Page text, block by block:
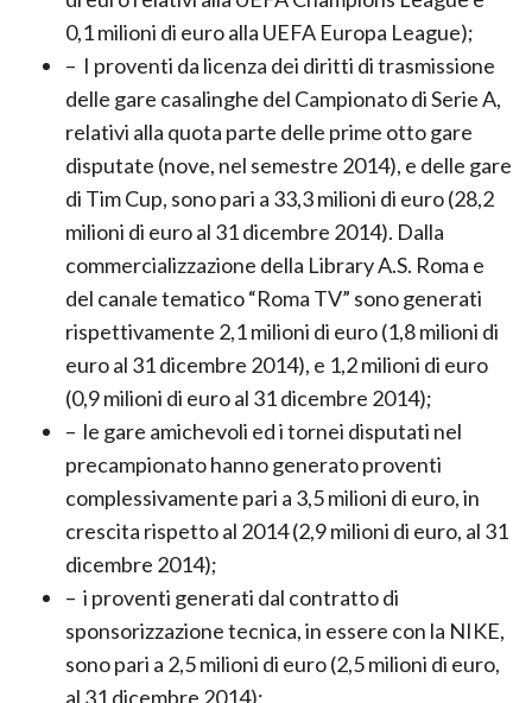
di euro relativi alla UEFA Champions League e
0,1 milioni di euro alla UEFA Europa League);
– I proventi da licenza dei diritti di trasmissione
delle gare casalinghe del Campionato di Serie A,
relativi alla quota parte delle prime otto gare
disputate (nove, nel semestre 2014), e delle gare
di Tim Cup, sono pari a 33,3 milioni di euro (28,2
milioni di euro al 31 dicembre 2014). Dalla
commercializzazione della Library A.S. Roma e
del canale tematico “Roma TV” sono generati
rispettivamente 2,1 milioni di euro (1,8 milioni di
euro al 31 dicembre 2014), e 1,2 milioni di euro
(0,9 milioni di euro al 31 dicembre 2014);
– le gare amichevoli ed i tornei disputati nel
precampionato hanno generato proventi
complessivamente pari a 3,5 milioni di euro, in
crescita rispetto al 2014 (2,9 milioni di euro, al 31
dicembre 2014);
– i proventi generati dal contratto di
sponsorizzazione tecnica, in essere con la NIKE,
sono pari a 2,5 milioni di euro (2,5 milioni di euro,